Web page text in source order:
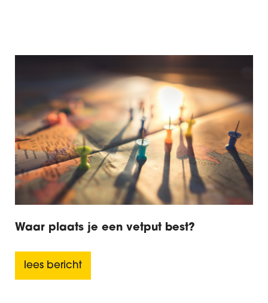
Waar plaats je een vetput best?
lees bericht